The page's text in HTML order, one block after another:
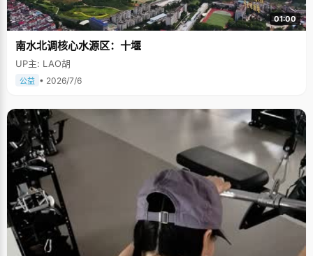
01:00
南水北调核心水源区：十堰
UP主: LAO胡
公益 • 2026/7/6